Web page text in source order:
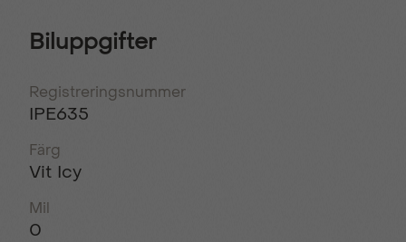
Biluppgifter
Registreringsnummer
IPE635
Färg
Vit Icy
Mil
0